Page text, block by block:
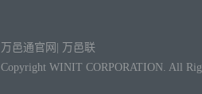
万邑通官网
万邑联
Copyright WINIT CORPORATION. All